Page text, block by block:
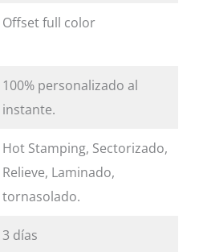
Offset full color
100% personalizado al
instante.
Hot Stamping, Sectorizado,
Relieve, Laminado,
tornasolado.
3 días